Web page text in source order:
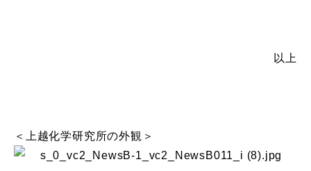
以上
＜上越化学研究所の外観＞